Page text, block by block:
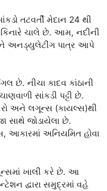
તટવર્તી મેદાન 24 થી
ચાલે છે. આમ, નદીની
અનડ્યુલેટીંગ પાત્ર આપે
છે. નીચા કાદવ કાંઠાની
સાંકડી પટ્ટી છે.
અને લગૂન્સ (કાયલ્સ)થી
સાથે જોડાયેલા છે.
આકારમાં અનિયમિત હોવા
ખાલી કરે છે. આ
દ્વારા સમુદ્રમાં વહે